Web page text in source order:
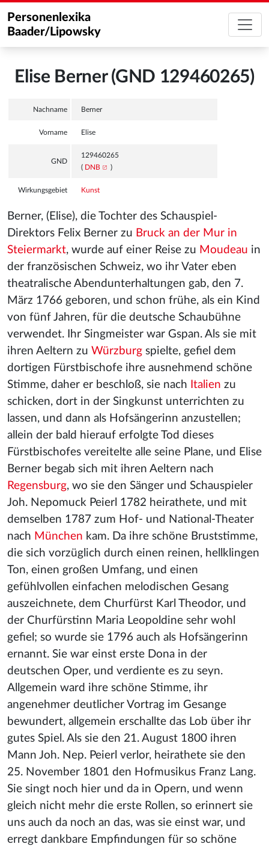
Personenlexika
Baader/Lipowsky
Elise Berner (GND 129460265)
Nachname Berner
Vorname Elise
GND
129460265
( DNB )
Wirkungsgebiet Kunst
Berner, (Elise), die Tochter des Schauspiel-
Direktors Felix Berner zu Bruck an der Mur in
Steiermarkt, wurde auf einer Reise zu Moudeau in
der französischen Schweiz, wo ihr Vater eben
theatralische Abendunterhaltungen gab, den 7.
März 1766 geboren, und schon frühe, als ein Kind
von fünf Jahren, für die deutsche Schaubühne
verwendet. Ihr Singmeister war Gspan. Als sie mit
ihren Aeltern zu Würzburg spielte, gefiel dem
dortigen Fürstbischofe ihre ausnehmend schöne
Stimme, daher er beschloß, sie nach Italien zu
schicken, dort in der Singkunst unterrichten zu
lassen, und dann als Hofsängerinn anzustellen;
allein der bald hierauf erfolgte Tod dieses
Fürstbischofes vereitelte alle seine Plane, und Elise
Berner begab sich mit ihren Aeltern nach
Regensburg, wo sie den Sänger und Schauspieler
Joh. Nepomuck Peierl 1782 heirathete, und mit
demselben 1787 zum Hof- und National-Theater
nach München kam. Da ihre schöne Bruststimme,
die sich vorzüglich durch einen reinen, hellklingen
Ton, einen großen Umfang, und einen
gefühlvollen einfachen melodischen Gesang
auszeichnete, dem Churfürst Karl Theodor, und
der Churfürstinn Maria Leopoldine sehr wohl
gefiel; so wurde sie 1796 auch als Hofsängerinn
ernannt. Sie war einst erste Dona in der
deutschen Oper, und verdiente es zu seyn.
Allgemein ward ihre schöne Stimme, ihr
angenehmer deutlicher Vortrag im Gesange
bewundert, allgemein erschallte das Lob über ihr
gutes Spiel. Als sie den 21. August 1800 ihren
Mann Joh. Nep. Peierl verlor, heirathete sie den
25. November 1801 den Hofmusikus Franz Lang.
Sie singt noch hier und da in Opern, und wenn
gleich nicht mehr die erste Rollen, so erinnert sie
uns auch da noch an das, was sie einst war, und
erregt dankbare Empfindungen für so schöne